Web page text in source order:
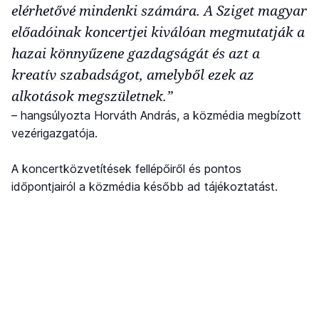
elérhetővé mindenki számára. A Sziget magyar
előadóinak koncertjei kiválóan megmutatják a
hazai könnyűzene gazdagságát és azt a
kreatív szabadságot, amelyből ezek az
alkotások megszületnek.”
– hangsúlyozta Horváth András, a közmédia megbízott
vezérigazgatója.
A koncertközvetítések fellépőiről és pontos
időpontjairól a közmédia később ad tájékoztatást.